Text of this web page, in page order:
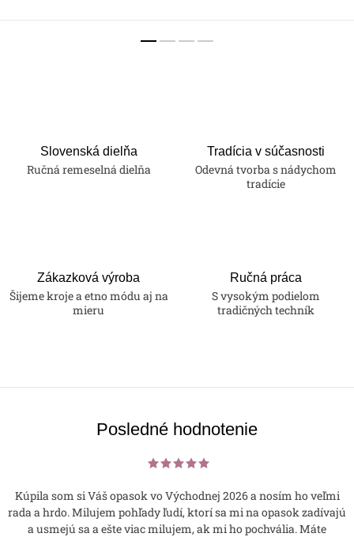
Slovenská dielňa
Ručná remeselná dielňa
Tradícia v súčasnosti
Odevná tvorba s nádychom
tradície
Zákazková výroba
Šijeme kroje a etno módu aj na
mieru
Ručná práca
S vysokým podielom
tradičných techník
Posledné hodnotenie
Kúpila som si Váš opasok vo Východnej 2026 a nosím ho veľmi
rada a hrdo. Milujem pohľady ľudí, ktorí sa mi na opasok zadívajú
a usmejú sa a ešte viac milujem, ak mi ho pochvália. Máte